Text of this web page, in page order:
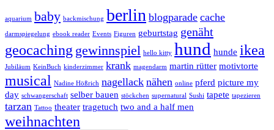
aquarium baby backmischung berlin blogparade cache
darmspiegelung ebook reader Events Figuren geburtstag genäht
geocaching gewinnspiel hello kitty hund hunde ikea
Jubiläum KeinBuch kinderzimmer krank magendarm martin rütter motivtorte
musical Nadine Hößrich nagellack nähen online pferd picture my
day schwangerschaft selber bauen stöckchen supernatural Sushi tapete tapezieren
tarzan Tattoo theater tragetuch two and a half men
weihnachten